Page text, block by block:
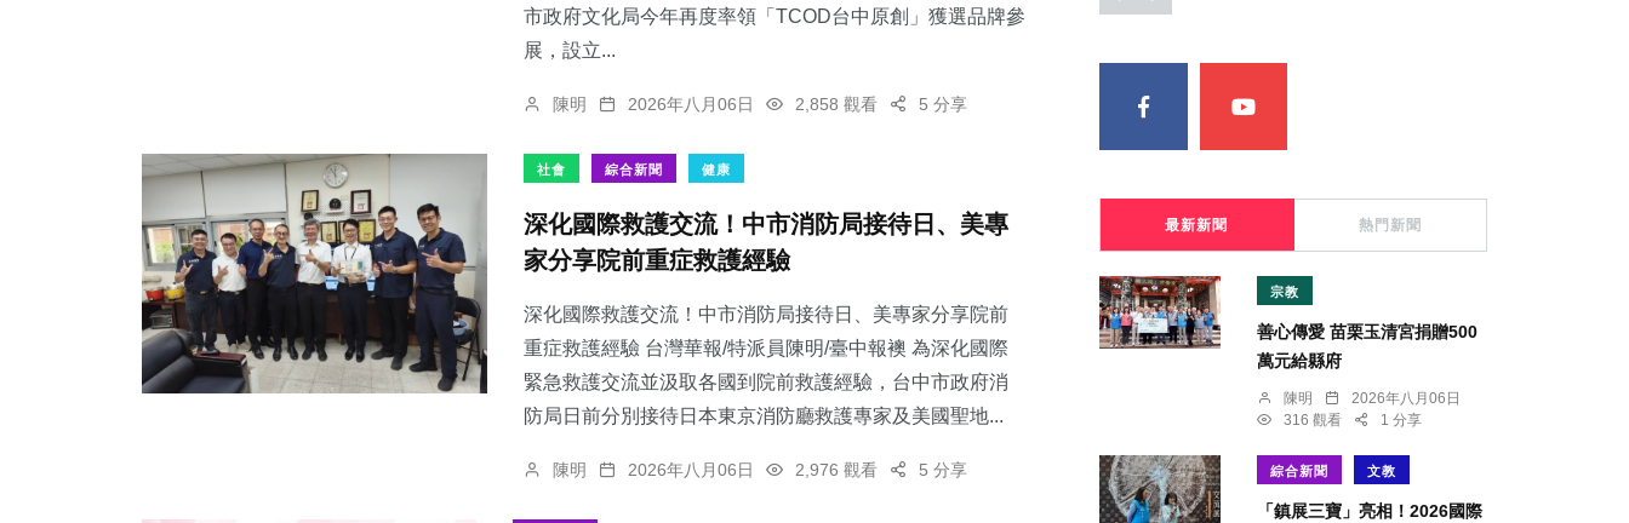
市政府文化局今年再度率領「TCOD台中原創」獲選品牌參
展，設立...
陳明 2026年八月06日 2,858 觀看 5 分享
社會 綜合新聞 健康
深化國際救護交流！中市消防局接待日、美專
家分享院前重症救護經驗
深化國際救護交流！中市消防局接待日、美專家分享院前
重症救護經驗 台灣華報/特派員陳明/臺中報襖 為深化國際
緊急救護交流並汲取各國到院前救護經驗，台中市政府消
防局日前分別接待日本東京消防廳救護專家及美國聖地...
陳明 2026年八月06日 2,976 觀看 5 分享
最新新聞 熱門新聞
宗教
善心傳愛 苗栗玉清宮捐贈500
萬元給縣府
陳明
2026年八月06日
316 觀看
1 分享
綜合新聞 文教
「鎮展三寶」亮相！2026國際